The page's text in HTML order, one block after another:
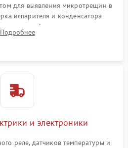
для выявления микротрещин в
испарителя и конденсатора
старого фильтра-осушителя и
трубки для устранения засоров.
Подробнее
и электроники
реле, датчиков температуры и